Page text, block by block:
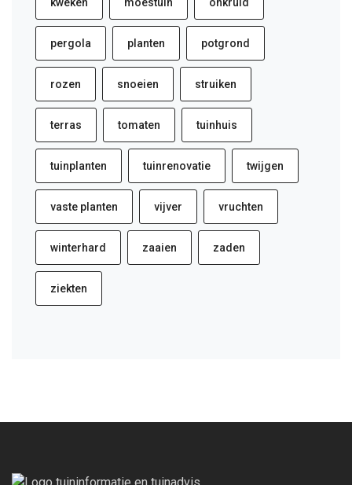
pergola planten potgrond
rozen snoeien struiken
terras tomaten tuinhuis
tuinplanten tuinrenovatie twijgen
vaste planten vijver vruchten
winterhard zaaien zaden
ziekten